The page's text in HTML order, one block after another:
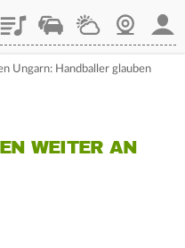
PlaylistStaupilotWetterWebcam
Ungarn: Handballer glauben
WEITER AN